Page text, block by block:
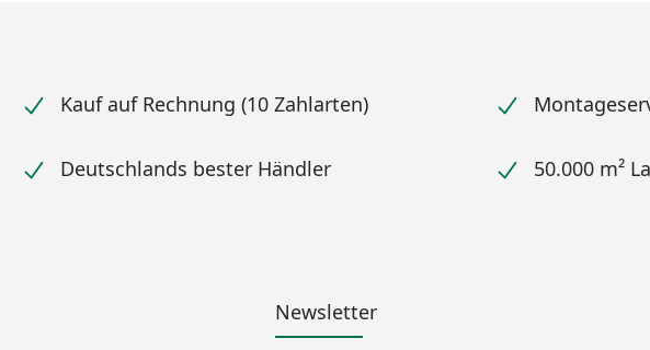
Kauf auf Rechnung (10 Zahlarten)
Deutschlands bester Händler 50.000 m²
Newsletter